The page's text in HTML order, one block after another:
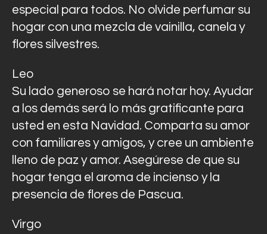
especial para todos. No olvide perfumar su
hogar con una mezcla de vainilla, canela y
flores silvestres.
Leo
Su lado generoso se hará notar hoy. Ayudar
a los demás será lo más gratificante para
usted en esta Navidad. Comparta su amor
con familiares y amigos, y cree un ambiente
lleno de paz y amor. Asegúrese de que su
hogar tenga el aroma de incienso y la
presencia de flores de Pascua.
Virgo